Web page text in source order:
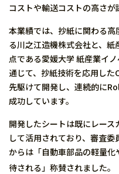
コストや輸送コストの高さが
本業績では、抄紙に関わる
る川之江造機株式会社と、
点である愛媛大学 紙産業イ
通じて、抄紙技術を応用し
先駆けて開発し、連続的に
成功しています。
開発したシートは既にレー
して活用されており、審査
からは「自動車部品の軽量化
待される」称賛されました。